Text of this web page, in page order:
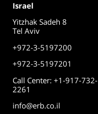
Israel
Yitzhak Sadeh 8
Tel Aviv
+972-3-5197200
+972-3-5197201
Call Center: +1-917-732-
2261
info@erb.co.il